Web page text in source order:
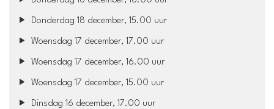
Donderdag 18 december, 15.00 uur
Woensdag 17 december, 17.00 uur
Woensdag 17 december, 16.00 uur
Woensdag 17 december, 15.00 uur
Dinsdag 16 december, 17.00 uur